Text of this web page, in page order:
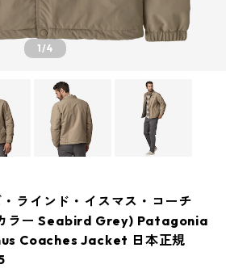
1/4
ラインド・イスマス・コーチ
ラー Seabird Grey) Patagonia
Coaches Jacket 日本正規